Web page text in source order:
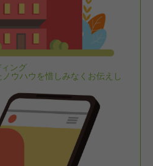
ング
ウハウを惜しみなくお伝えし